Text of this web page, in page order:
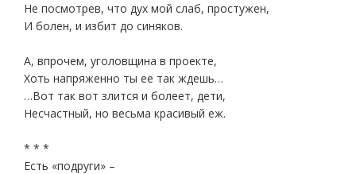
Не посмотрев, что дух мой слаб, простужен,
И болен, и избит до синяков.
А, впрочем, уголовщина в проекте,
Хоть напряженно ты ее так ждешь…
…Вот так вот злится и болеет, дети,
Несчастный, но весьма красивый еж.
* * *
Есть «подруги» –